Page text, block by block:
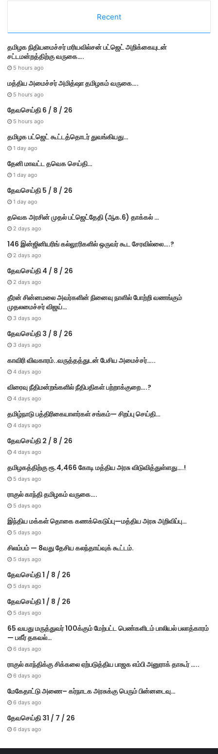
i
e
s
Recent
தமி​ழ​க நிதியமைச்சர் மரியவில்சன் பட்ஜெட் அறிக்கையுடன்
சட்டமன்றத்திற்கு வருகை….
5 hours ago
மத்திய அமைச்சர் அமித்ஷா தமிழகம் வருகை….
5 hours ago
தேவசெய்தி 6 / 8 / 26
5 hours ago
தமிழக பட்ஜெட் கூட்டத்தொடர் துவங்கியது…
1 day ago
தேனி மாவட்ட தவெக செய்தி…
1 day ago
தேவசெய்தி 5 / 8 / 26
1 day ago
தவெக அரசின் முதல் பட்​ஜெட்தேதி (ஆக.6) தாக்​கல் …
2 days ago
146 இன்ஜினியரிங் கல்லூரிகளில் ஒருவர் கூட சேரவில்லை….?
2 days ago
தேவசெய்தி 4 / 8 / 26
2 days ago
தீரன் சின்னமலை அவர்களின் நினைவு நாளில் போற்றி வணங்கும்
முதலமைச்சர் விஜய்…
3 days ago
தேவசெய்தி 3 / 8 / 26
3 days ago
காவிரி விவகாரம்..வருத்தத்துடன் பேசிய அமைச்சர்…..
4 days ago
விரைவு நீதிமன்றங்களில் நீதிபதிகள் பற்றாக்குறை….?
4 days ago
தமிழ்நாடு பத்திரிகையாளர்கள் சங்கம்— சிறப்பு செய்தி…
4 days ago
தேவசெய்தி 2 / 8 / 26
4 days ago
தமிழகத்திற்கு ரூ.4,466 கோடி மத்திய அரசு விடுவித்துள்ளது….!
5 days ago
ராகுல் காந்தி தமிழகம் வருகை….
5 days ago
இந்திய மக்கள் தொகை கணக்கெடுப்பு—மத்திய அரசு அறிவிப்பு…
5 days ago
சிலம்பம் — 8வது தேசிய கலந்தாய்வுக் கூட்டம்.
5 days ago
தேவசெய்தி 1 / 8 / 26
5 days ago
தேவசெய்தி 1 / 8 / 26
5 days ago
65 வயது மருத்துவர் 100க்கும் மேற்பட்ட பெண்களிடம் பாலியல் பலாத்காரம்
— பகீர் தகவல்…
6 days ago
ராகுல் காந்திக்கு சிக்கலை ஏற்படுத்திய பாஜக எம்பி அனுராக் தாகூர் …..
6 days ago
மேகே​தாட்டு அணை– கர்​நாடக அரசுக்கு பெரும் பின்​னடைவு…
6 days ago
தேவசெய்தி 31 / 7 / 26
6 days ago